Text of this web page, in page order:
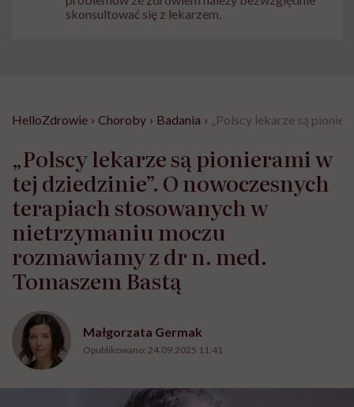
skonsultować się z lekarzem.
HelloZdrowie › Choroby › Badania › „Polscy lekarze są
„Polscy lekarze są pionierami w
tej dziedzinie”. O nowoczesnych
terapiach stosowanych w
nietrzymaniu moczu
rozmawiamy z dr n. med.
Tomaszem Bastą
Małgorzata Germak
Opublikowano: 24.09.2025 11:41